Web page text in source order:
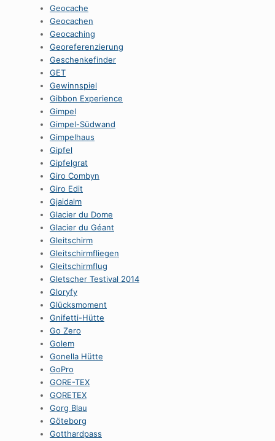
Geocache
Geocachen
Geocaching
Georeferenzierung
Geschenkefinder
GET
Gewinnspiel
Gibbon Experience
Gimpel
Gimpel-Südwand
Gimpelhaus
Gipfel
Gipfelgrat
Giro Combyn
Giro Edit
Gjaidalm
Glacier du Dome
Glacier du Géant
Gleitschirm
Gleitschirmfliegen
Gleitschirmflug
Gletscher Testival 2014
Gloryfy
Glücksmoment
Gnifetti-Hütte
Go Zero
Golem
Gonella Hütte
GoPro
GORE-TEX
GORETEX
Gorg Blau
Göteborg
Gotthardpass